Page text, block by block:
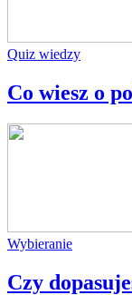
Quiz wiedzy
Co wiesz o
Wybieranie
Czy